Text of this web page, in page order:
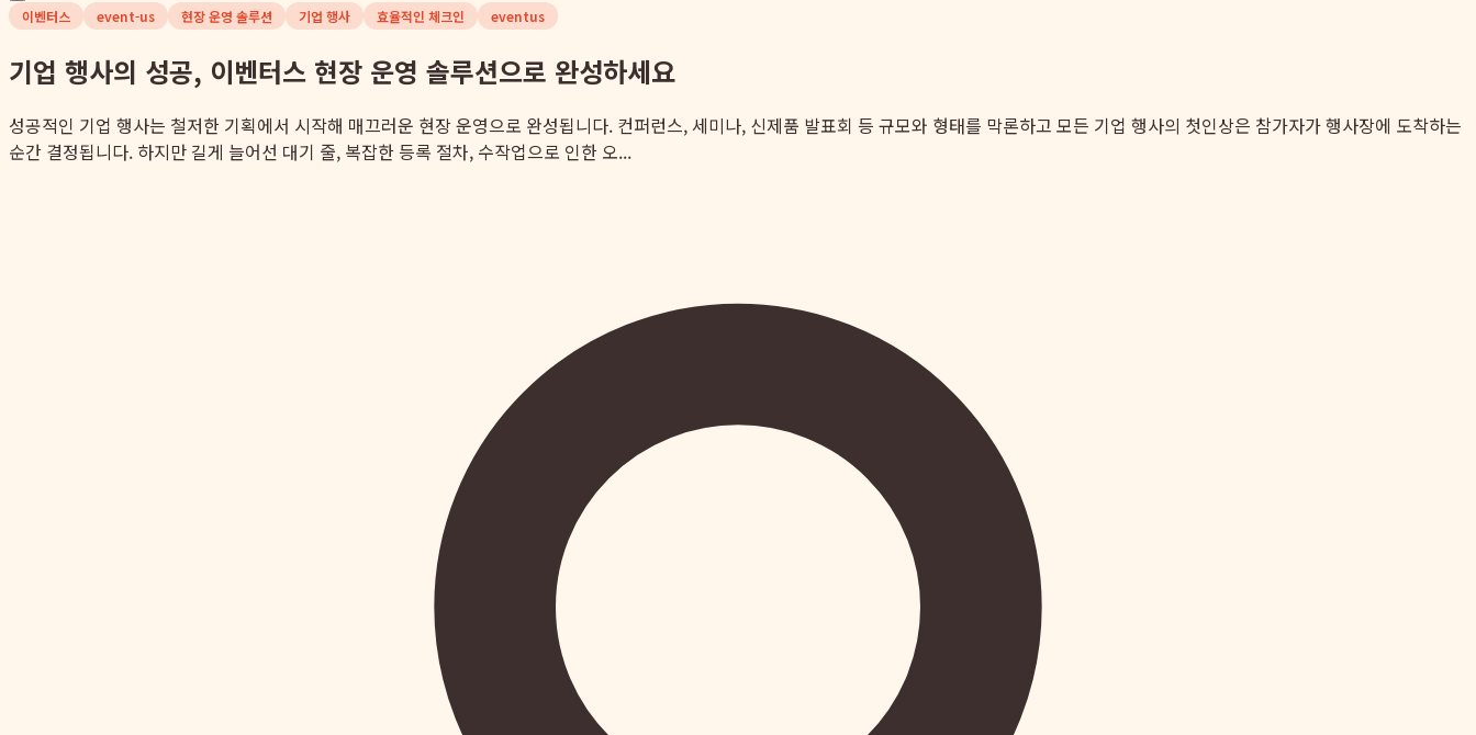
이벤터스 event-us 현장 운영 솔루션 기업 행사 효율적인 체크인 eventus
기업 행사의 성공, 이벤터스 현장 운영 솔루션으로 완성하세요
성공적인 기업 행사는 철저한 기획에서 시작해 매끄러운 현장 운영으로 완성됩니다. 컨퍼런스, 세미나, 신제품 발표회 등 규모와 형태를 막론하고 모든 기업 행사의 첫인상은 참가자가 행사장에 도착하는
순간 결정됩니다. 하지만 길게 늘어선 대기 줄, 복잡한 등록 절차, 수작업으로 인한 오...